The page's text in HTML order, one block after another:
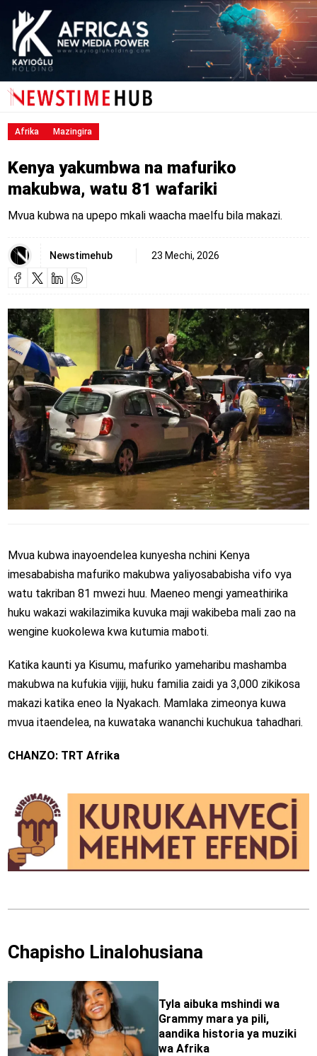
Afrika Mazingira
Kenya yakumbwa na mafuriko
makubwa, watu 81 wafariki
Mvua kubwa na upepo mkali waacha maelfu bila makazi.
Newstimehub 23 Mechi, 2026
Mvua kubwa inayoendelea kunyesha nchini Kenya
imesababisha mafuriko makubwa yaliyosababisha vifo vya
watu takriban 81 mwezi huu. Maeneo mengi yameathirika
huku wakazi wakilazimika kuvuka maji wakibeba mali zao na
wengine kuokolewa kwa kutumia maboti.
Katika kaunti ya Kisumu, mafuriko yameharibu mashamba
makubwa na kufukia vijiji, huku familia zaidi ya 3,000 zikikosa
makazi katika eneo la Nyakach. Mamlaka zimeonya kuwa
mvua itaendelea, na kuwataka wananchi kuchukua tahadhari.
CHANZO: TRT Afrika
Chapisho Linalohusiana
Tyla aibuka mshindi wa
Grammy mara ya pili,
aandika historia ya muziki
wa Afrika